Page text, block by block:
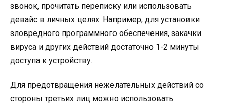
звонок, прочитать переписку или использовать
девайс в личных целях. Например, для установки
зловредного программного обеспечения, закачки
вируса и других действий достаточно 1-2 минуты
доступа к устройству.
Для предотвращения нежелательных действий со
стороны третьих лиц можно использовать